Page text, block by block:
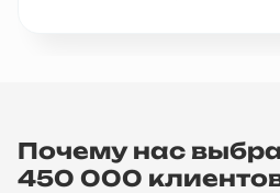
Почему нас
450 000